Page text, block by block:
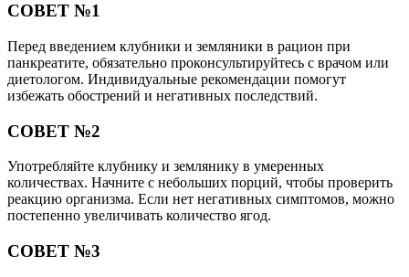
СОВЕТ №1
Перед введением клубники и земляники в рацион при
панкреатите, обязательно проконсультируйтесь с врачом или
диетологом. Индивидуальные рекомендации помогут
избежать обострений и негативных последствий.
СОВЕТ №2
Употребляйте клубнику и землянику в умеренных
количествах. Начните с небольших порций, чтобы проверить
реакцию организма. Если нет негативных симптомов, можно
постепенно увеличивать количество ягод.
СОВЕТ №3